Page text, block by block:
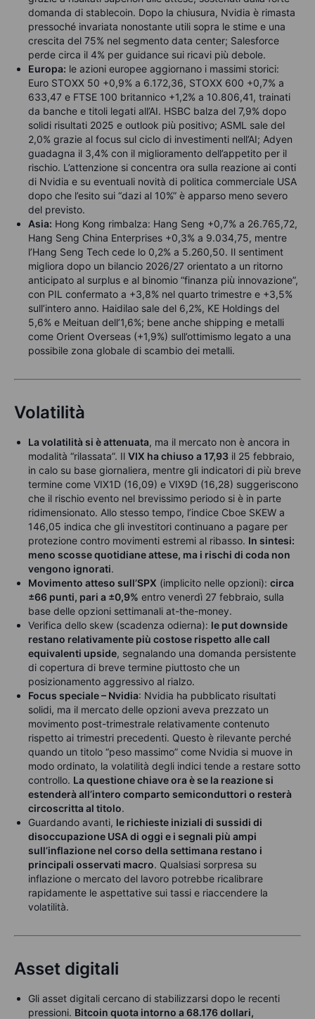
domanda di stablecoin. Dopo la chiusura, Nvidia è rimasta
pressoché invariata nonostante utili sopra le stime e una
crescita del 75% nel segmento data center; Salesforce
perde circa il 4% per guidance sui ricavi più debole.
Europa: le azioni europee aggiornano i massimi storici:
Euro STOXX 50 +0,9% a 6.172,36, STOXX 600 +0,7% a
633,47 e FTSE 100 britannico +1,2% a 10.806,41, trainati
da banche e titoli legati all’AI. HSBC balza del 7,9% dopo
solidi risultati 2025 e outlook più positivo; ASML sale del
2,0% grazie al focus sul ciclo di investimenti nell’AI; Adyen
guadagna il 3,4% con il miglioramento dell’appetito per il
rischio. L’attenzione si concentra ora sulla reazione ai conti
di Nvidia e su eventuali novità di politica commerciale USA
dopo che l’esito sui “dazi al 10%” è apparso meno severo
del previsto.
Asia: Hong Kong rimbalza: Hang Seng +0,7% a 26.765,72,
Hang Seng China Enterprises +0,3% a 9.034,75, mentre
l’Hang Seng Tech cede lo 0,2% a 5.260,50. Il sentiment
migliora dopo un bilancio 2026/27 orientato a un ritorno
anticipato al surplus e al binomio “finanza più innovazione”,
con PIL confermato a +3,8% nel quarto trimestre e +3,5%
sull’intero anno. Haidilao sale del 6,2%, KE Holdings del
5,6% e Meituan dell’1,6%; bene anche shipping e metalli
come Orient Overseas (+1,9%) sull’ottimismo legato a una
possibile zona globale di scambio dei metalli.
Volatilità
La volatilità si è attenuata, ma il mercato non è ancora in
modalità “rilassata”. Il VIX ha chiuso a 17,93 il 25 febbraio,
in calo su base giornaliera, mentre gli indicatori di più breve
termine come VIX1D (16,09) e VIX9D (16,28) suggeriscono
che il rischio evento nel brevissimo periodo si è in parte
ridimensionato. Allo stesso tempo, l’indice Cboe SKEW a
146,05 indica che gli investitori continuano a pagare per
protezione contro movimenti estremi al ribasso. In sintesi:
meno scosse quotidiane attese, ma i rischi di coda non
vengono ignorati.
Movimento atteso sull’SPX (implicito nelle opzioni): circa
±66 punti, pari a ±0,9% entro venerdì 27 febbraio, sulla
base delle opzioni settimanali at-the-money.
Verifica dello skew (scadenza odierna): le put downside
restano relativamente più costose rispetto alle call
equivalenti upside, segnalando una domanda persistente
di copertura di breve termine piuttosto che un
posizionamento aggressivo al rialzo.
Focus speciale – Nvidia: Nvidia ha pubblicato risultati
solidi, ma il mercato delle opzioni aveva prezzato un
movimento post-trimestrale relativamente contenuto
rispetto ai trimestri precedenti. Questo è rilevante perché
quando un titolo “peso massimo” come Nvidia si muove in
modo ordinato, la volatilità degli indici tende a restare sotto
controllo. La questione chiave ora è se la reazione si
estenderà all’intero comparto semiconduttori o resterà
circoscritta al titolo.
Guardando avanti, le richieste iniziali di sussidi di
disoccupazione USA di oggi e i segnali più ampi
sull’inflazione nel corso della settimana restano i
principali osservati macro. Qualsiasi sorpresa su
inflazione o mercato del lavoro potrebbe ricalibrare
rapidamente le aspettative sui tassi e riaccendere la
volatilità.
Asset digitali
Gli asset digitali cercano di stabilizzarsi dopo le recenti
pressioni. Bitcoin quota intorno a 68.176 dollari,